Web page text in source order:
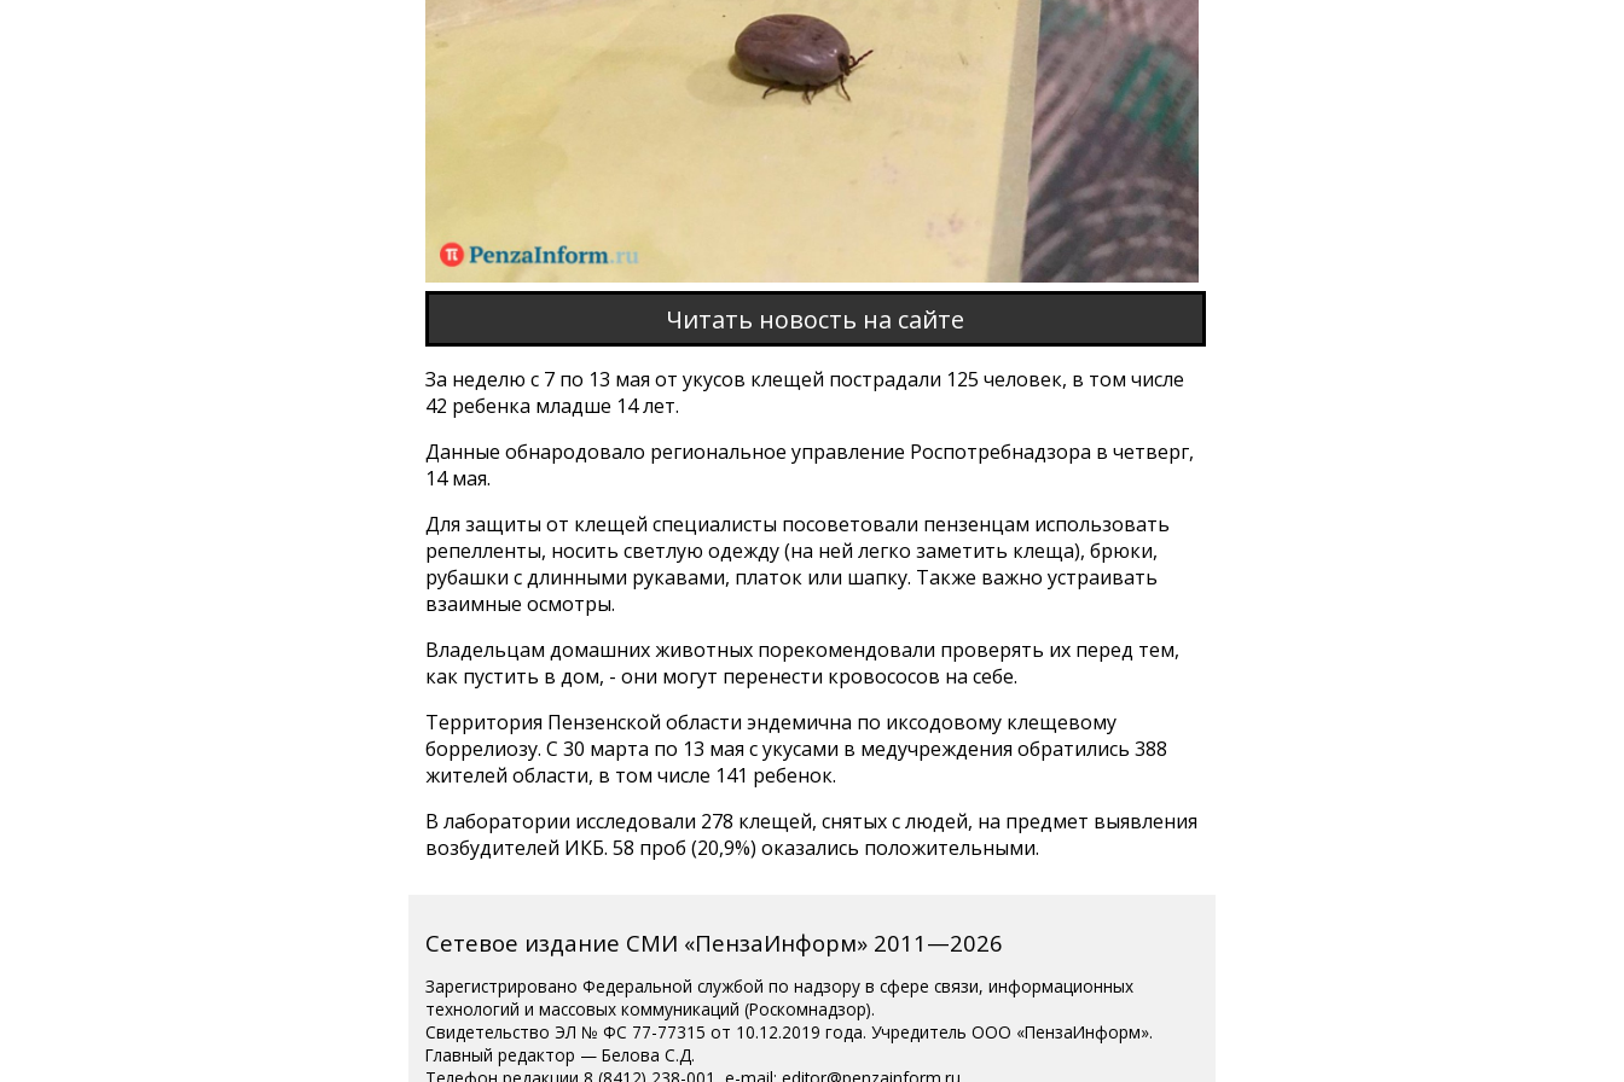
Читать новость на сайте
За неделю с 7 по 13 мая от укусов клещей пострадали 125 человек, в том числе
42 ребенка младше 14 лет.
Данные обнародовало региональное управление Роспотребнадзора в четверг,
14 мая.
Для защиты от клещей специалисты посоветовали пензенцам использовать
репелленты, носить светлую одежду (на ней легко заметить клеща), брюки,
рубашки с длинными рукавами, платок или шапку. Также важно устраивать
взаимные осмотры.
Владельцам домашних животных порекомендовали проверять их перед тем,
как пустить в дом, - они могут перенести кровососов на себе.
Территория Пензенской области эндемична по иксодовому клещевому
боррелиозу. С 30 марта по 13 мая с укусами в медучреждения обратились 388
жителей области, в том числе 141 ребенок.
В лаборатории исследовали 278 клещей, снятых с людей, на предмет выявления
возбудителей ИКБ. 58 проб (20,9%) оказались положительными.
Сетевое издание СМИ «ПензаИнформ» 2011—2026
Зарегистрировано Федеральной службой по надзору в сфере связи, информационных
технологий и массовых коммуникаций (Роскомнадзор).
Свидетельство ЭЛ № ФС 77-77315 от 10.12.2019 года. Учредитель ООО «ПензаИнформ».
Главный редактор — Белова С.Д.